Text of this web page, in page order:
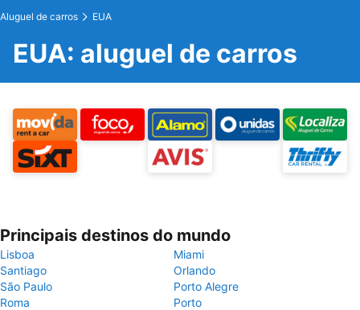
Aluguel de carros EUA
EUA: aluguel de carros
Principais destinos do mundo
Lisboa
Miami
Santiago
Orlando
São Paulo
Porto Alegre
Roma
Porto